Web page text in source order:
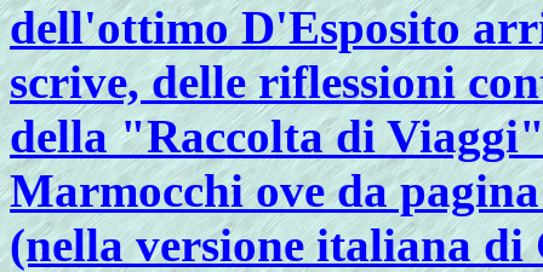
dell'ottimo D'Esposito
scrive, delle riflessioni
della "Raccolta di
Marmocchi ove da
(nella versione italiana di